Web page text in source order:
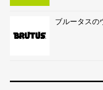
ブルータスの